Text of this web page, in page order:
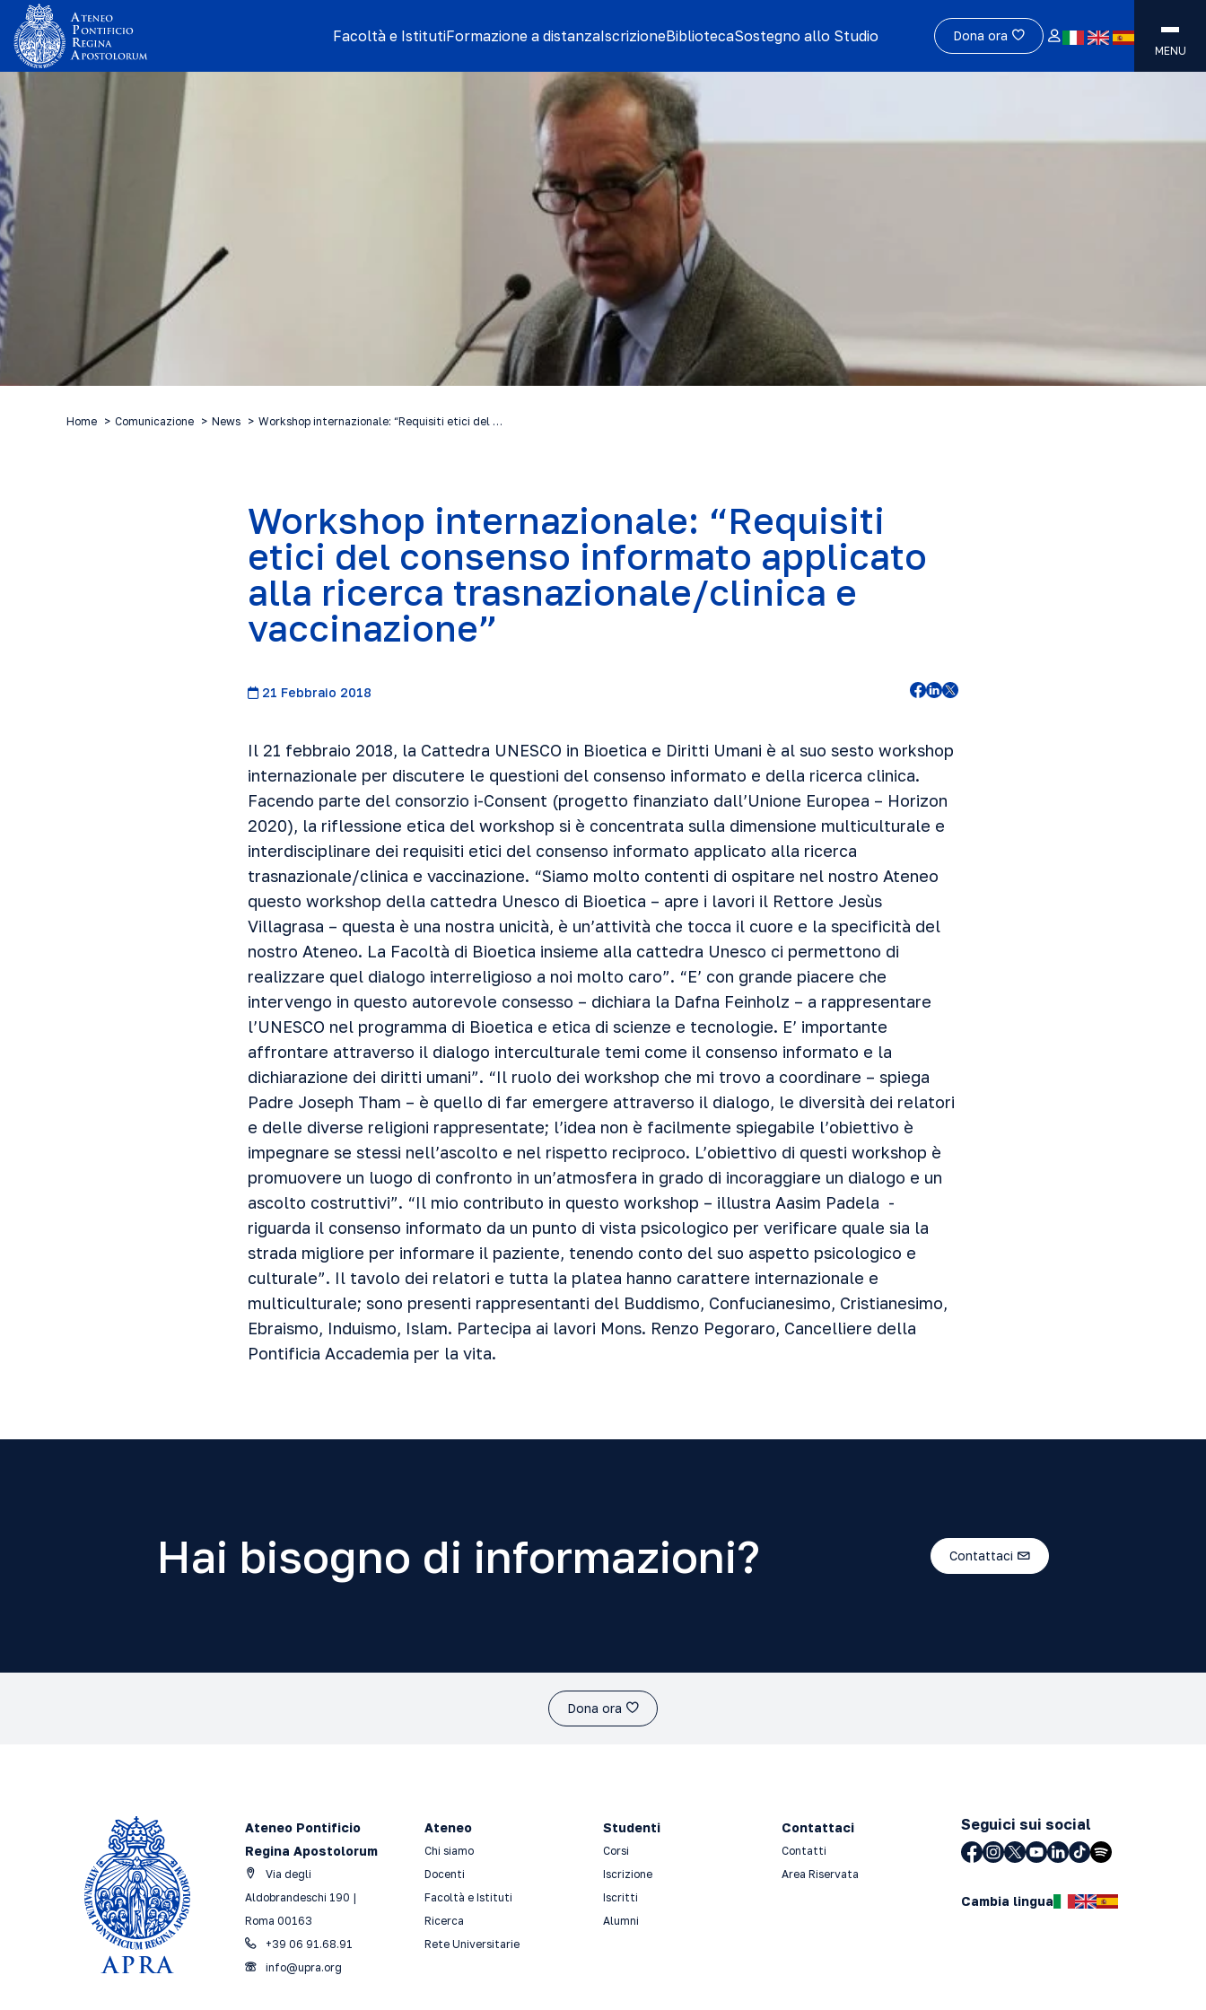
Facoltà e IstitutiFormazione a distanzaIscrizioneBibliotecaSostegno allo Studio Dona ora
MENU
Home Comunicazione News Workshop internazionale: “Requisiti etici del …
Workshop internazionale: “Requisiti
etici del consenso informato applicato
alla ricerca trasnazionale/clinica e
vaccinazione”
21 Febbraio 2018
Il 21 febbraio 2018, la Cattedra UNESCO in Bioetica e Diritti Umani è al suo sesto workshop
internazionale per discutere le questioni del consenso informato e della ricerca clinica.
Facendo parte del consorzio i-Consent (progetto finanziato dall’Unione Europea – Horizon
2020), la riflessione etica del workshop si è concentrata sulla dimensione multiculturale e
interdisciplinare dei requisiti etici del consenso informato applicato alla ricerca
trasnazionale/clinica e vaccinazione. “Siamo molto contenti di ospitare nel nostro Ateneo
questo workshop della cattedra Unesco di Bioetica – apre i lavori il Rettore Jesùs
Villagrasa – questa è una nostra unicità, è un’attività che tocca il cuore e la specificità del
nostro Ateneo. La Facoltà di Bioetica insieme alla cattedra Unesco ci permettono di
realizzare quel dialogo interreligioso a noi molto caro”. “E’ con grande piacere che
intervengo in questo autorevole consesso – dichiara la Dafna Feinholz – a rappresentare
l’UNESCO nel programma di Bioetica e etica di scienze e tecnologie. E’ importante
affrontare attraverso il dialogo interculturale temi come il consenso informato e la
dichiarazione dei diritti umani”. “Il ruolo dei workshop che mi trovo a coordinare – spiega
Padre Joseph Tham – è quello di far emergere attraverso il dialogo, le diversità dei relatori
e delle diverse religioni rappresentate; l’idea non è facilmente spiegabile l’obiettivo è
impegnare se stessi nell’ascolto e nel rispetto reciproco. L’obiettivo di questi workshop è
promuovere un luogo di confronto in un’atmosfera in grado di incoraggiare un dialogo e un
ascolto costruttivi”. “Il mio contributo in questo workshop – illustra Aasim Padela -
riguarda il consenso informato da un punto di vista psicologico per verificare quale sia la
strada migliore per informare il paziente, tenendo conto del suo aspetto psicologico e
culturale”. Il tavolo dei relatori e tutta la platea hanno carattere internazionale e
multiculturale; sono presenti rappresentanti del Buddismo, Confucianesimo, Cristianesimo,
Ebraismo, Induismo, Islam. Partecipa ai lavori Mons. Renzo Pegoraro, Cancelliere della
Pontificia Accademia per la vita.
Hai bisogno di informazioni? Contattaci
Dona ora
Ateneo Pontificio
Regina Apostolorum
Via degli
Aldobrandeschi 190 |
Roma 00163
+39 06 91.68.91
info@upra.org
Ateneo
Chi siamo
Docenti
Facoltà e Istituti
Ricerca
Rete Universitarie
Studenti
Corsi
Iscrizione
Iscritti
Alumni
Contattaci
Contatti
Area Riservata
Seguici sui social
Cambia lingua